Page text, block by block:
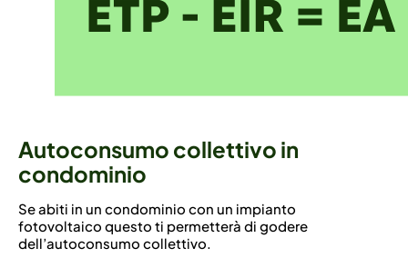
Autoconsumo collettivo in
condominio
Se abiti in un condominio con un impianto
fotovoltaico questo ti permetterà di godere
dell’autoconsumo collettivo.